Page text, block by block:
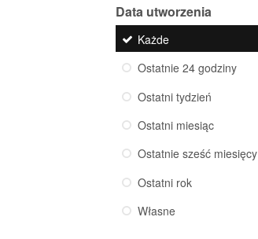
Data utworzenia
Każde
Ostatnie 24 godziny
Ostatni tydzień
Ostatni miesiąc
Ostatnie sześć miesięcy
Ostatni rok
Własne